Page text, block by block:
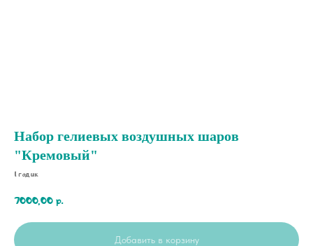
Набор гелиевых воздушных шаров
"Кремовый"
1 годик
7000,00 р.
Добавить в корзину